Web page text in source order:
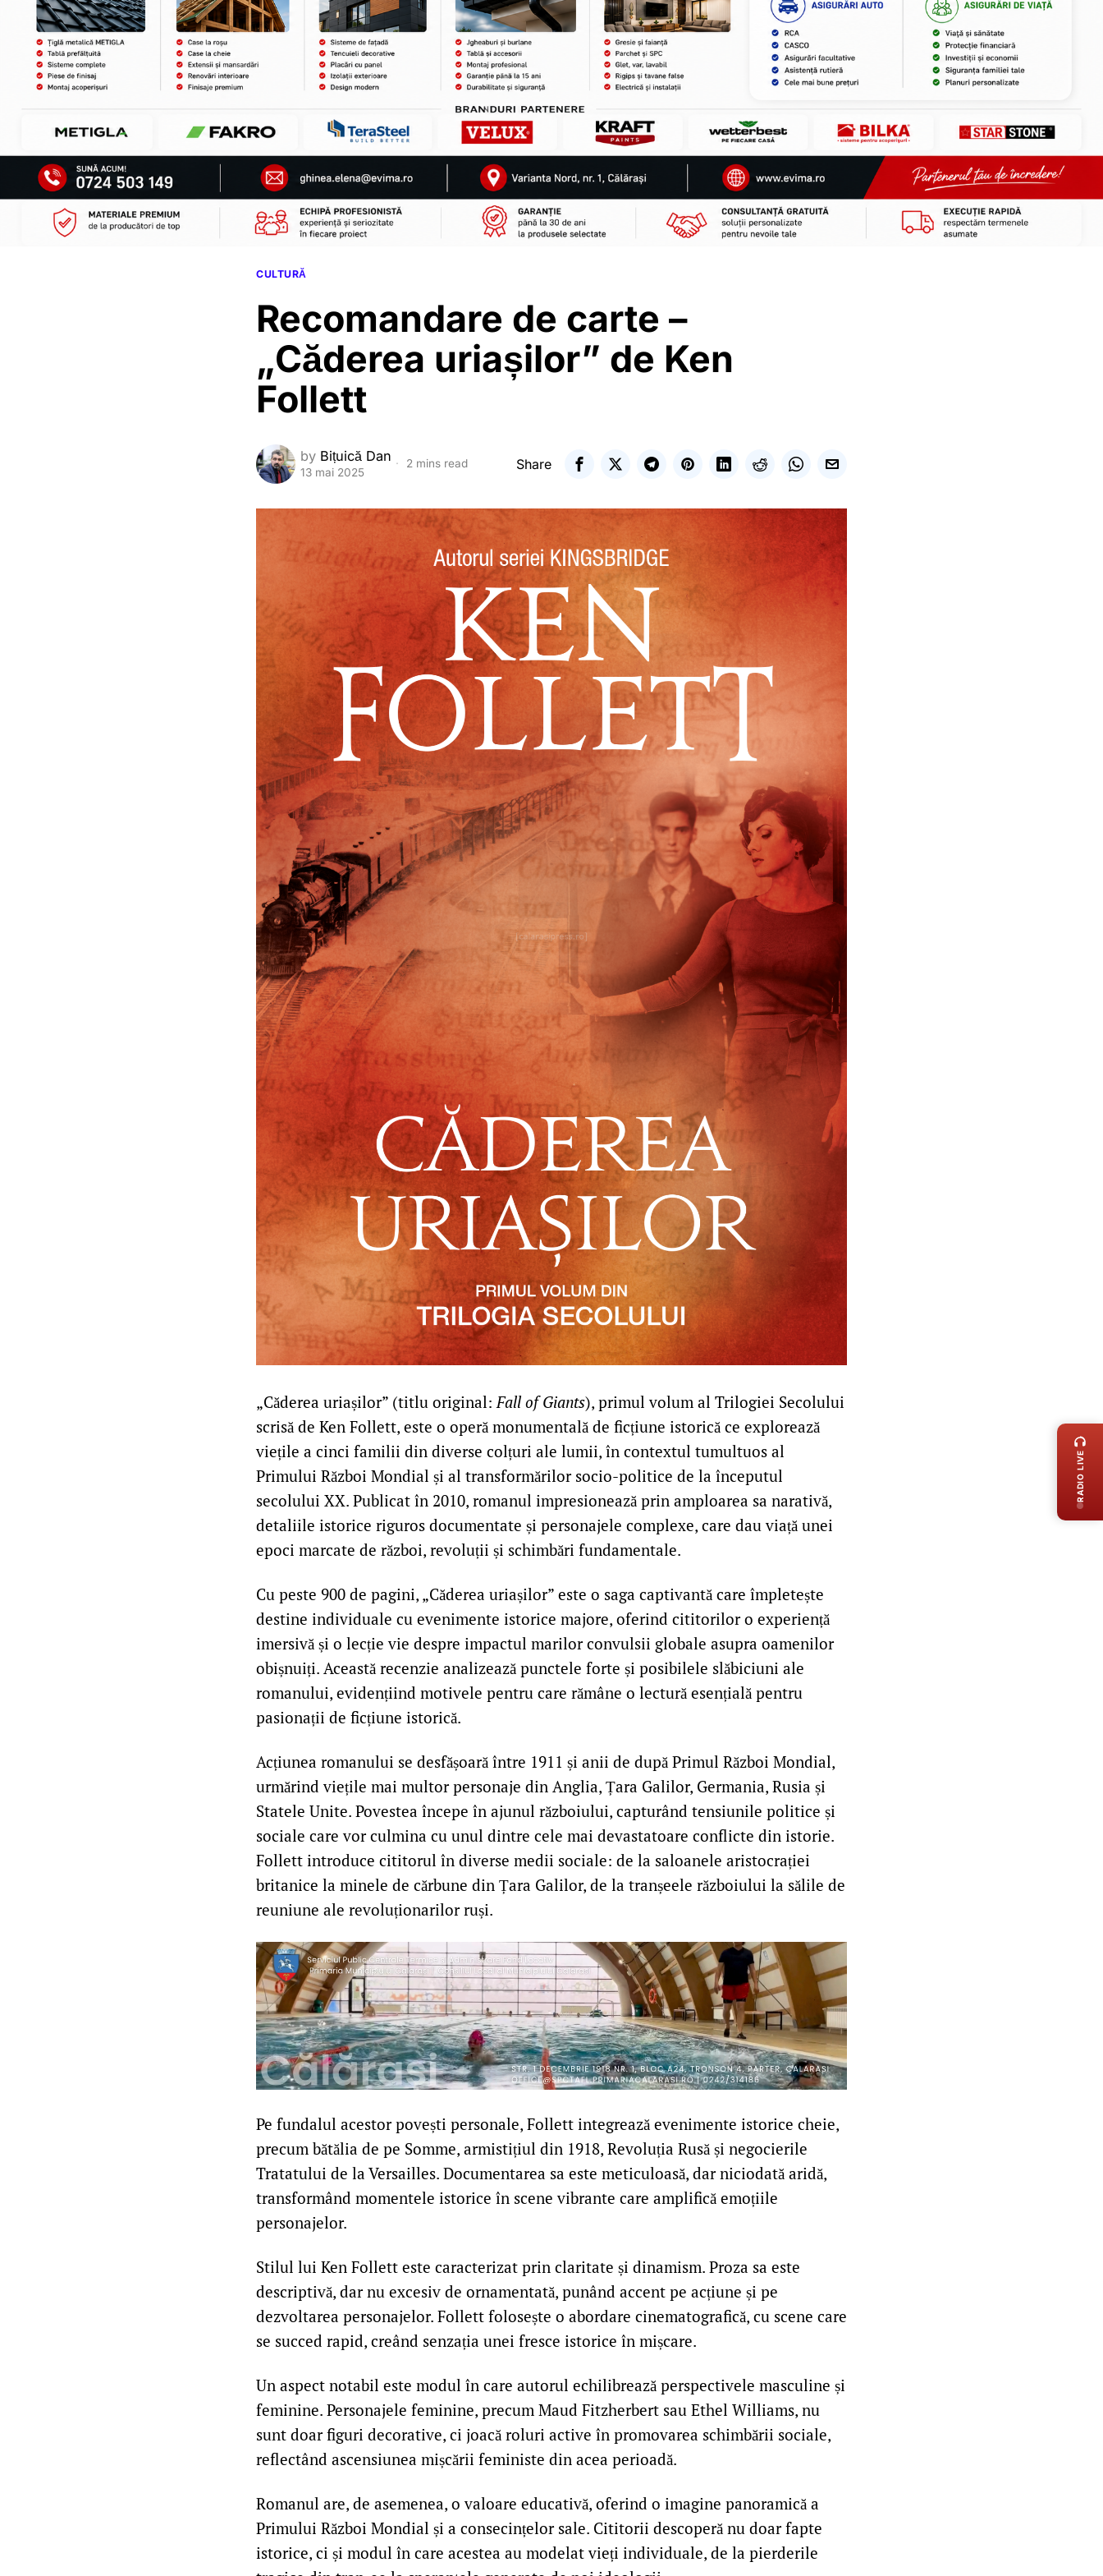
CULTURĂ
Recomandare de carte –
„Căderea uriașilor” de Ken
Follett
by Bițuică Dan
13 mai 2025
2 mins read Share
„Căderea uriașilor” (titlu original: Fall of Giants), primul volum al Trilogiei Secolului
scrisă de Ken Follett, este o operă monumentală de ficțiune istorică ce explorează
viețile a cinci familii din diverse colțuri ale lumii, în contextul tumultuos al
Primului Război Mondial și al transformărilor socio-politice de la începutul
secolului XX. Publicat în 2010, romanul impresionează prin amploarea sa narativă,
detaliile istorice riguros documentate și personajele complexe, care dau viață unei
epoci marcate de război, revoluții și schimbări fundamentale.
Cu peste 900 de pagini, „Căderea uriașilor” este o saga captivantă care împletește
destine individuale cu evenimente istorice majore, oferind cititorilor o experiență
imersivă și o lecție vie despre impactul marilor convulsii globale asupra oamenilor
obișnuiți. Această recenzie analizează punctele forte și posibilele slăbiciuni ale
romanului, evidențiind motivele pentru care rămâne o lectură esențială pentru
pasionații de ficțiune istorică.
Acțiunea romanului se desfășoară între 1911 și anii de după Primul Război Mondial,
urmărind viețile mai multor personaje din Anglia, Țara Galilor, Germania, Rusia și
Statele Unite. Povestea începe în ajunul războiului, capturând tensiunile politice și
sociale care vor culmina cu unul dintre cele mai devastatoare conflicte din istorie.
Follett introduce cititorul în diverse medii sociale: de la saloanele aristocrației
britanice la minele de cărbune din Țara Galilor, de la tranșeele războiului la sălile de
reuniune ale revoluționarilor ruși.
Pe fundalul acestor povești personale, Follett integrează evenimente istorice cheie,
precum bătălia de pe Somme, armistițiul din 1918, Revoluția Rusă și negocierile
Tratatului de la Versailles. Documentarea sa este meticuloasă, dar niciodată aridă,
transformând momentele istorice în scene vibrante care amplifică emoțiile
personajelor.
Stilul lui Ken Follett este caracterizat prin claritate și dinamism. Proza sa este
descriptivă, dar nu excesiv de ornamentată, punând accent pe acțiune și pe
dezvoltarea personajelor. Follett folosește o abordare cinematografică, cu scene care
se succed rapid, creând senzația unei fresce istorice în mișcare.
Un aspect notabil este modul în care autorul echilibrează perspectivele masculine și
feminine. Personajele feminine, precum Maud Fitzherbert sau Ethel Williams, nu
sunt doar figuri decorative, ci joacă roluri active în promovarea schimbării sociale,
reflectând ascensiunea mișcării feministe din acea perioadă.
Romanul are, de asemenea, o valoare educativă, oferind o imagine panoramică a
Primului Război Mondial și a consecințelor sale. Cititorii descoperă nu doar fapte
istorice, ci și modul în care acestea au modelat vieți individuale, de la pierderile
RADIO LIVE